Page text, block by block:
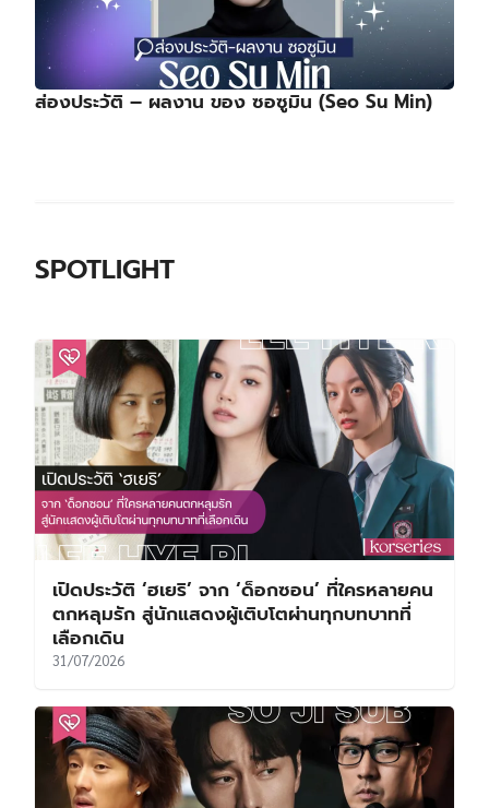
ส่องประวัติ – ผลงาน ของ ซอซูมิน (Seo Su Min)
SPOTLIGHT
เปิดประวัติ ‘ฮเยริ’ จาก ‘ด็อกซอน’ ที่ใครหลายคน
ตกหลุมรัก สู่นักแสดงผู้เติบโตผ่านทุกบทบาทที่
เลือกเดิน
31/07/2026